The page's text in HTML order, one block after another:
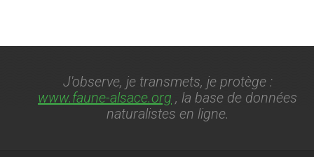
J'observe, je transmets, je protège :
www.faune-alsace.org , la base de données
naturalistes en ligne.